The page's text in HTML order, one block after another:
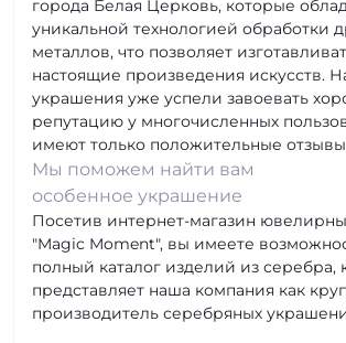
города Белая Церковь, которые
уникальной технологией обработки
металлов, что позволяет
настоящие произведения искусств.
украшения уже успели завоевать
репутацию у многочисленных
имеют только положительные
Мы поможем найти вам
особенное украшение
Посетив интернет-магазин
"Magic Moment", вы имеете
полный каталог изделий из серебра,
представляет наша компания как
производитель серебряных